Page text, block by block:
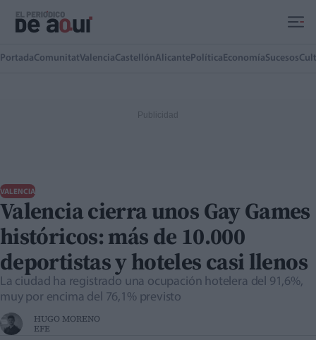
PortadaComunitatValenciaCastellónAlicante Política EconomíaSucesos
VALENCIA
Valencia cierra unos Gay Games
históricos: más de 10.000
deportistas y hoteles casi llenos
La ciudad ha registrado una ocupación hotelera del 91,6%,
muy por encima del 76,1% previsto
HUGO MORENO
EFE